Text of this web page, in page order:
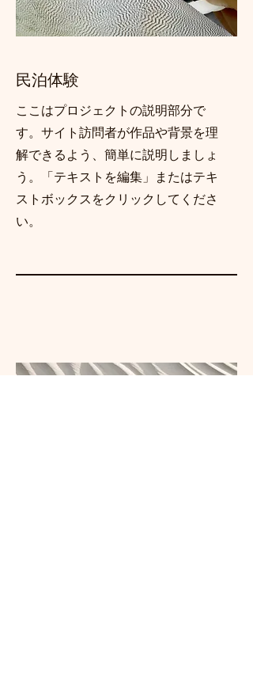
民泊体験
ここはプロジェクトの説明部分で
す。サイト訪問者が作品や背景を理
解できるよう、簡単に説明しましょ
う。「テキストを編集」またはテキ
ストボックスをクリックしてくださ
い。